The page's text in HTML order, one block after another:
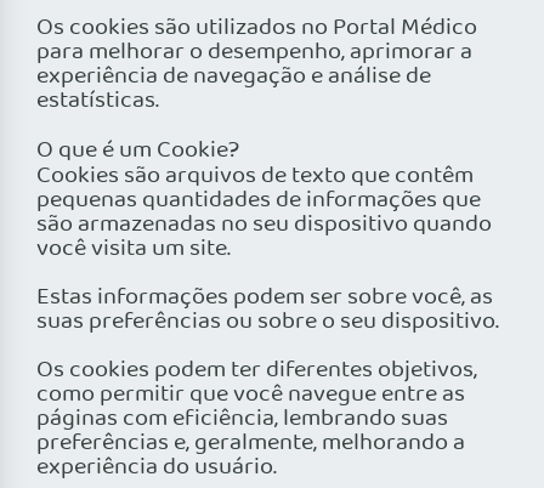
Os cookies são utilizados no Portal Médico
para melhorar o desempenho, aprimorar a
experiência de navegação e análise de
estatísticas.
O que é um Cookie?
Cookies são arquivos de texto que contêm
pequenas quantidades de informações que
são armazenadas no seu dispositivo quando
você visita um site.
Estas informações podem ser sobre você, as
suas preferências ou sobre o seu dispositivo.
Os cookies podem ter diferentes objetivos,
como permitir que você navegue entre as
páginas com eficiência, lembrando suas
preferências e, geralmente, melhorando a
experiência do usuário.